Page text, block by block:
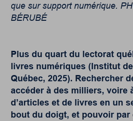
que sur support numérique.
BÉRUBÉ
Plus du quart du lectorat
livres numériques (Institut
Québec, 2025). Rechercher
accéder à des milliers, voire
d’articles et de livres en un
bout du doigt, et pouvoir par